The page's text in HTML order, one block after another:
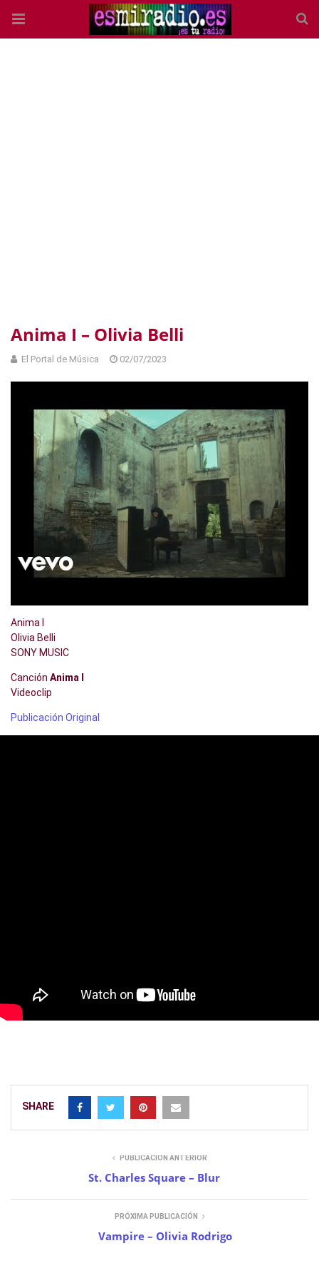
Anima I – Olivia Belli
El Portal de Música 02/07/2023
Anima I
Olivia Belli
SONY MUSIC
Canción Anima I
Videoclip
Publicación Original
SHARE
PUBLICACIÓN ANTERIOR
St. Charles Square – Blur
PRÓXIMA PUBLICACIÓN
Vampire – Olivia Rodrigo